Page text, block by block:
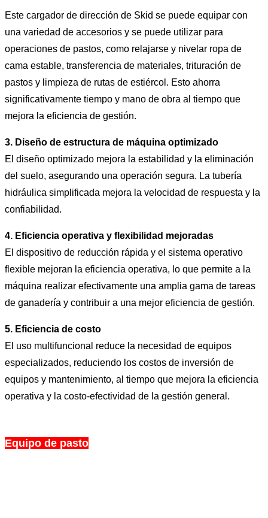
Este cargador de dirección de Skid se puede equipar con
una variedad de accesorios y se puede utilizar para
operaciones de pastos, como relajarse y nivelar ropa de
cama estable, transferencia de materiales, trituración de
pastos y limpieza de rutas de estiércol. Esto ahorra
significativamente tiempo y mano de obra al tiempo que
mejora la eficiencia de gestión.
3. Diseño de estructura de máquina optimizado
El diseño optimizado mejora la estabilidad y la eliminación
del suelo, asegurando una operación segura. La tubería
hidráulica simplificada mejora la velocidad de respuesta y la
confiabilidad.
4. Eficiencia operativa y flexibilidad mejoradas
El dispositivo de reducción rápida y el sistema operativo
flexible mejoran la eficiencia operativa, lo que permite a la
máquina realizar efectivamente una amplia gama de tareas
de ganadería y contribuir a una mejor eficiencia de gestión.
5. Eficiencia de costo
El uso multifuncional reduce la necesidad de equipos
especializados, reduciendo los costos de inversión de
equipos y mantenimiento, al tiempo que mejora la eficiencia
operativa y la costo-efectividad de la gestión general.
Equipo de pasto